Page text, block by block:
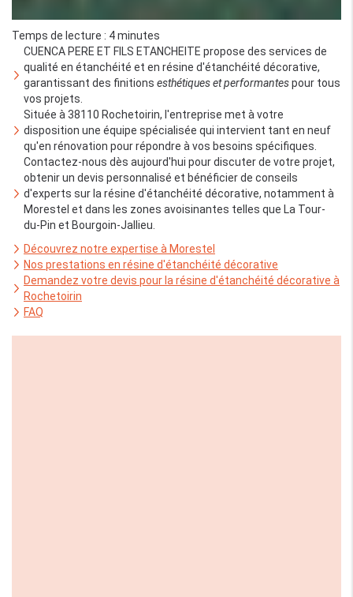
Temps de lecture : 4 minutes
CUENCA PERE ET FILS ETANCHEITE propose des services de
qualité en étanchéité et en résine d'étanchéité décorative,
garantissant des finitions esthétiques et performantespour tous
vos projets.
Située à 38110 Rochetoirin, l'entreprise met à votre
disposition une équipe spécialisée qui intervient tant en neuf
qu'en rénovation pour répondre à vos besoins spécifiques.
Contactez-nous dès aujourd'hui pour discuter de votre projet,
obtenir un devis personnalisé et bénéficier de conseils
d'experts sur la résine d'étanchéité décorative, notamment à
Morestel et dans les zones avoisinantes telles que La Tour-
du-Pin et Bourgoin-Jallieu.
Découvrez notre expertise à Morestel
Nos prestations en résine d'étanchéité décorative
Demandez votre devis pour la résine d'étanchéité décorative à
Rochetoirin
FAQ